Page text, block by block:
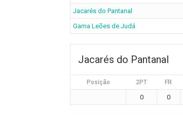
Jacarés do Pantanal
Gama Leões de Judá
Jacarés do Pantanal
Posição 2PT FR
0 0